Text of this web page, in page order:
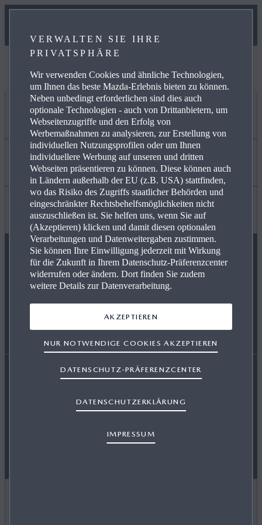
Bitte versuchen Sie es später erneut.
Jetzt entdecken
ANGEBOT PRIVAT
GEWERBEKUNDEN
VERFÜGBARE NEUWAGEN
SERVICE & ZUBEHÖR
Mehr erfahren
KARRIERE / CAREERS
FREIE WERKSTÄTTEN
EVENTS
ENERGIEVERBRAUCH
Wissenswertes
FAQ
HÄNDLER WERDEN
AUSZEICHNUNGEN
RETTUNGSKARTEN
MAZDA FOLGEN
Sitemap Newsletter
VERWALTEN SIE IHRE
PRIVATSPHÄRE
Wir verwenden Cookies und ähnliche Technologien,
um Ihnen das beste Mazda-Erlebnis bieten zu können.
Neben unbedingt erforderlichen sind dies auch
optionale Technologien - auch von Drittanbietern, um
Webseitenzugriffe und den Erfolg von
Werbemaßnahmen zu analysieren, zur Erstellung von
individuellen Nutzungsprofilen oder um Ihnen
individuellere Werbung auf unseren und dritten
Webseiten präsentieren zu können. Diese können auch
in Ländern außerhalb der EU (z.B. USA) stattfinden,
wo das Risiko des Zugriffs staatlicher Behörden und
eingeschränkter Rechtsbehelfsmöglichkeiten nicht
auszuschließen ist. Sie helfen uns, wenn Sie auf
(Akzeptieren) klicken und damit diesen optionalen
Verarbeitungen und Datenweitergaben zustimmen.
Sie können Ihre Einwilligung jederzeit mit Wirkung
für die Zukunft in Ihrem Datenschutz-Präferenzcenter
widerrufen oder ändern. Dort finden Sie zudem
weitere Details zur Datenverarbeitung.
DATENSCHUTZERKLÄRUNG
IMPRESSUM
DATENSCHUTZ-PRÄFERENZCENTER
NUR NOTWENDIGE COOKIES AKZEPTIEREN
AKZEPTIEREN